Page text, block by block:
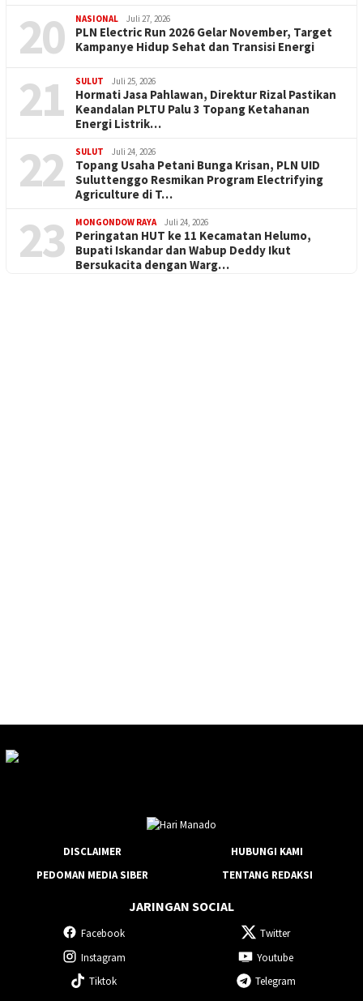
20 NASIONAL Juli 27, 2026
PLN Electric Run 2026 Gelar November, Target
Kampanye Hidup Sehat dan Transisi Energi
21 SULUT Juli 25, 2026
Hormati Jasa Pahlawan, Direktur Rizal Pastikan
Keandalan PLTU Palu 3 Topang Ketahanan
Energi Listrik…
22 SULUT Juli 24, 2026
Topang Usaha Petani Bunga Krisan, PLN UID
Suluttenggo Resmikan Program Electrifying
Agriculture di T…
23 MONGONDOW RAYA Juli 24, 2026
Peringatan HUT ke 11 Kecamatan Helumo,
Bupati Iskandar dan Wabup Deddy Ikut
Bersukacita dengan Warg…
DISCLAIMER
HUBUNGI KAMI
PEDOMAN MEDIA SIBER
TENTANG REDAKSI
JARINGAN SOCIAL
Facebook
Twitter
Instagram
Youtube
Tiktok
Telegram